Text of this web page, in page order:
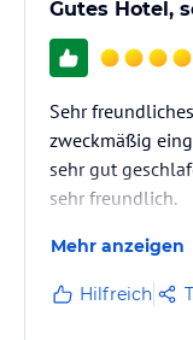
Gutes Hotel,
Sehr
zweckmäßig
sehr gut
sehr freundlich.
Mehr anzeigen
Hilfreich